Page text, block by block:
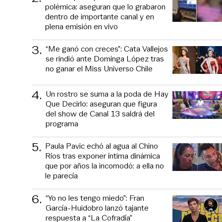
polémica: aseguran que lo grabaron
dentro de importante canal y en
plena emisión en vivo
3. “Me ganó con creces”: Cata Vallejos
se rindió ante Dominga López tras
no ganar el Miss Universo Chile
4. Un rostro se suma a la poda de Hay
Que Decirlo: aseguran que figura
del show de Canal 13 saldrá del
programa
5. Paula Pavic echó al agua al Chino
Ríos tras exponer íntima dinámica
que por años la incomodó: a ella no
le parecía
6. “Yo no les tengo miedo”: Fran
García-Huidobro lanzó tajante
respuesta a “La Cofradía”